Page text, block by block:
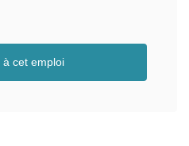
à cet emploi